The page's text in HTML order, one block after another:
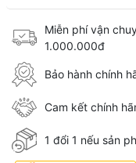
Miễn phí vận
1.000.000đ
Bảo hành chính
Cam kết chính
1 đổi 1 nếu sản